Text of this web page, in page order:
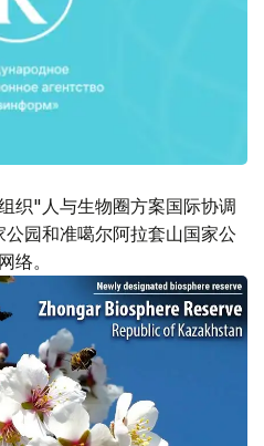
织"人与生物圈方案国际协调
园和准噶尔阿拉套山国家公
络。